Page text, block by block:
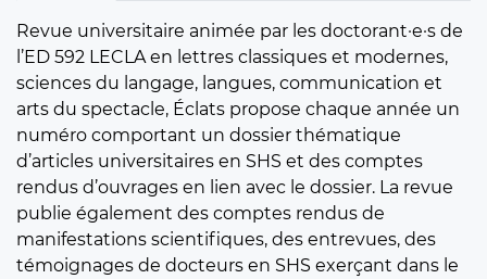
Revue universitaire animée par les doctorant·e·s de
l’ED 592 LECLA en lettres classiques et modernes,
sciences du langage, langues, communication et
arts du spectacle, Éclats propose chaque année un
numéro comportant un dossier thématique
d’articles universitaires en SHS et des comptes
rendus d’ouvrages en lien avec le dossier. La revue
publie également des comptes rendus de
manifestations scientifiques, des entrevues, des
témoignages de docteurs en SHS exerçant dans le